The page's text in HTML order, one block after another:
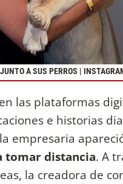
A SUS PERROS |
las plataformas
e historias
empresaria
tomar distancia. A
la creadora de